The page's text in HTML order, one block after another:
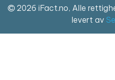
2026 iFact.no, Alle
levert av